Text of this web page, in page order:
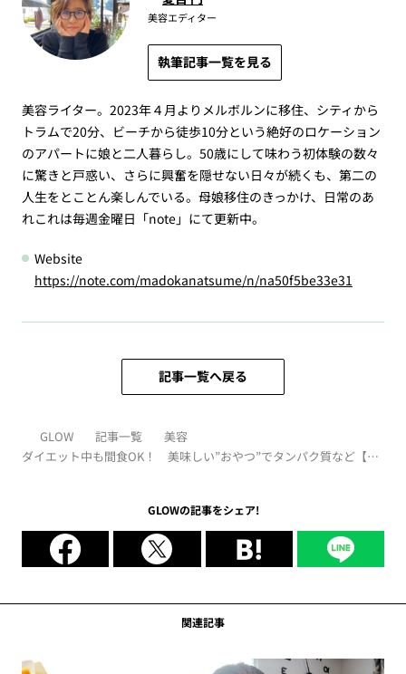
美容エディター
執筆記事一覧を見る
美容ライター。2023年４月よりメルボルンに移住、シティから
トラムで20分、ビーチから徒歩10分という絶好のロケーション
のアパートに娘と二人暮らし。50歳にして味わう初体験の数々
に驚きと戸惑い、さらに興奮を隠せない日々が続くも、第二の
人生をとことん楽しんでいる。母娘移住のきっかけ、日常のあ
れこれは毎週金曜日「note」にて更新中。
Website
https://note.com/madokanatsume/n/na50f5be33e31
記事一覧へ戻る
GLOW 記事一覧
美容
ダイエット中も間食OK！ 美味しい”おやつ”でタンパク質など【40
GLOWの記事をシェア!
関連記事